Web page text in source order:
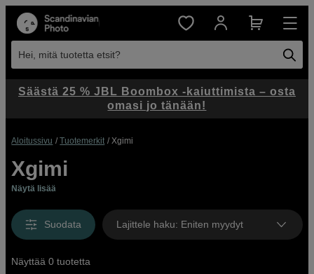
Hei, mitä tuotetta etsit?
Aloitussivu Tuotemerkit Xgimi
Xgimi
Näytä lisää
Suodata Lajittele haku: Eniten myydyt
Näyttää 0 tuotetta
Säästä 25 % JBL Boombox -kaiuttimista – osta
omasi jo tänään!